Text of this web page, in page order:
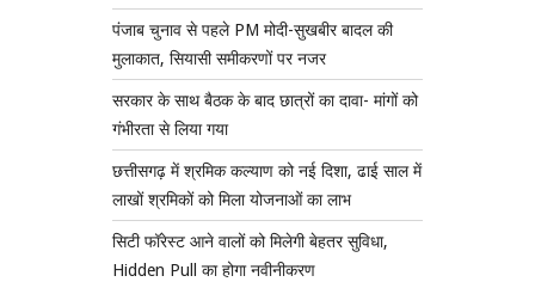
पंजाब चुनाव से पहले PM मोदी-सुखबीर बादल की
मुलाकात, सियासी समीकरणों पर नजर
सरकार के साथ बैठक के बाद छात्रों का दावा- मांगों को
गंभीरता से लिया गया
छत्तीसगढ़ में श्रमिक कल्याण को नई दिशा, ढाई साल में
लाखों श्रमिकों को मिला योजनाओं का लाभ
सिटी फॉरेस्ट आने वालों को मिलेगी बेहतर सुविधा,
Hidden Pull का होगा नवीनीकरण